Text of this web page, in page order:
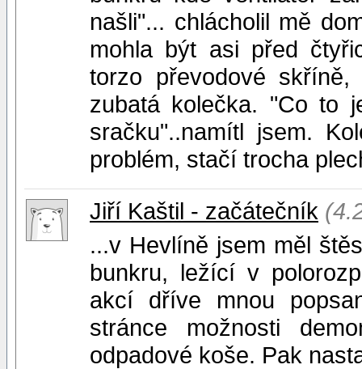
našli"... chlácholil mě
mohla být asi před
torzo převodové
zubatá kolečka. "Co to
sračku"..namítl jsem.
problém, stačí trocha
Jiří Kaštil - začátečník
...v Hevlíně jsem měl
bunkru, ležící v
akcí dříve mnou
stránce možnosti
odpadové koše. Pak